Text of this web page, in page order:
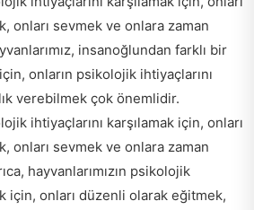
onları sevmek ve onlara zaman
insanoğlundan farklı bir
onların psikolojik ihtiyaçlarını
verebilmek çok önemlidir.
ihtiyaçlarını karşılamak için, onları
onları sevmek ve onlara zaman
hayvanlarımızın psikolojik
için, onları düzenli olarak eğitmek,